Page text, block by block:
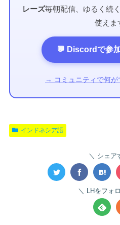
レーズ毎朝配信、ゆるく続
使えま
💬 Discordで参
→ コミュニティで何が
インドネシア語
シェア
LHをフォ